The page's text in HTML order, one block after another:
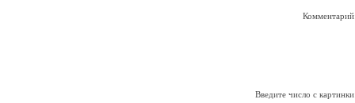
Введите число с